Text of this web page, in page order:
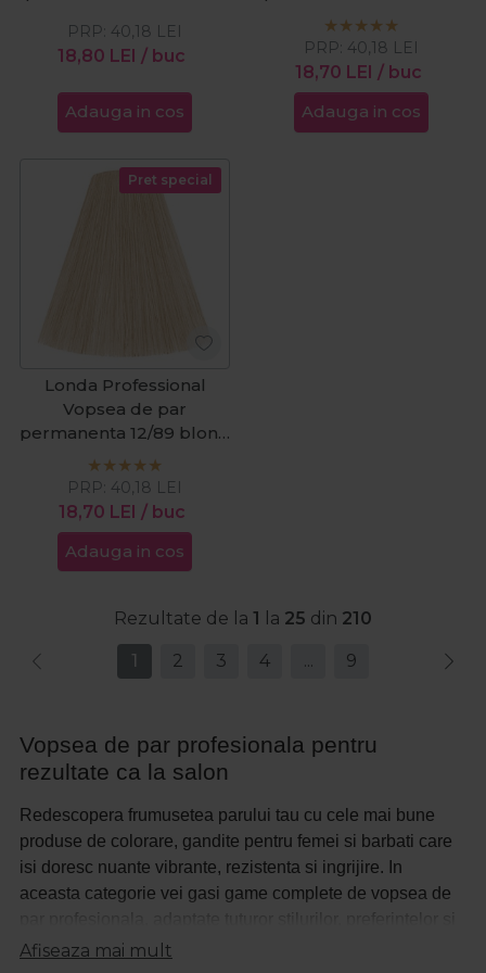
18,80 LEI / buc
PRP: 40,18 LEI
Adauga in cos
special cenusiu 60ml
18,70 LEI / buc
PRP: 40,18 LEI
Adauga in cos
Pret special
Londa Professional
Vopsea de par
permanenta 12/89 blond
special perlat cendre
60ml
18,70 LEI / buc
PRP: 40,18 LEI
Adauga in cos
Rezultate de la 1 la 25 din 210
1 2 3 4 ... 9
Vopsea de par profesionala pentru
rezultate ca la salon
Redescopera frumusetea parului tau cu cele mai bune
produse de colorare, gandite pentru femei si barbati care
isi doresc nuante vibrante, rezistenta si ingrijire. In
aceasta categorie vei gasi game complete de vopsea de
tipurilor de par, de la branduri recunoscute precum
Afiseaza mai mult